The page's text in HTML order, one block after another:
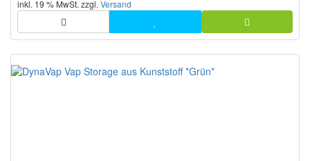
Kammergröße von bis zu ca. 0,1 ...
inkl. 19 % MwSt. zzgl. Versand